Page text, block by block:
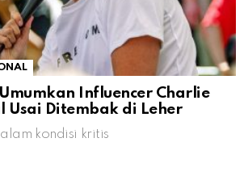
Influencer Charlie
Usai Ditembak di Leher
kondisi kritis